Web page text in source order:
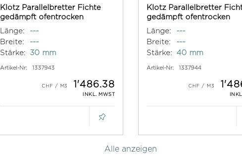
Klotz Parallelbretter Fichte
gedämpft ofentrocken
Länge:
---
Breite:
---
Stärke:
30 mm
Artikel-Nr: 1337943
1'486.38
INKL. MWST
Klotz Parallelbretter
gedämpft ofentrocken
Länge:
---
Breite:
---
Stärke:
40 mm
Artikel-Nr: 1337944
Alle anzeigen